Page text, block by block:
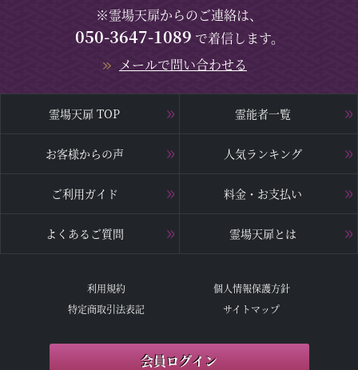
※霊場天扉からのご連絡は、
050-3647-1089 で着信します。
メールで問い合わせる
霊場天扉 TOP 霊能者一覧
お客様からの声 人気ランキング
ご利用ガイド 料金・お支払い
よくあるご質問 霊場天扉とは
利用規約
特定商取引法表記
個人情報保護方針
サイトマップ
会員ログイン